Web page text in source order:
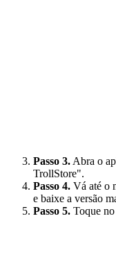
Passo 3. Abra o
TrollStore".
Passo 4. Vá até o
e baixe a versão
Passo 5. Toque